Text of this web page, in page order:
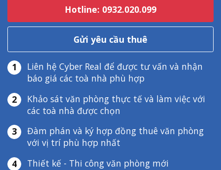
Hotline: 0932.020.099
Gửi yêu cầu thuê
1
Liên hệ Cyber Real để được tư vấn và nhận
báo giá các toà nhà phù hợp
2
Khảo sát văn phòng thực tế và làm việc với
các toà nhà được chọn
3
Đàm phán và ký hợp đồng thuê văn phòng
với vị trí phù hợp nhất
4
Thiết kế - Thi công văn phòng mới